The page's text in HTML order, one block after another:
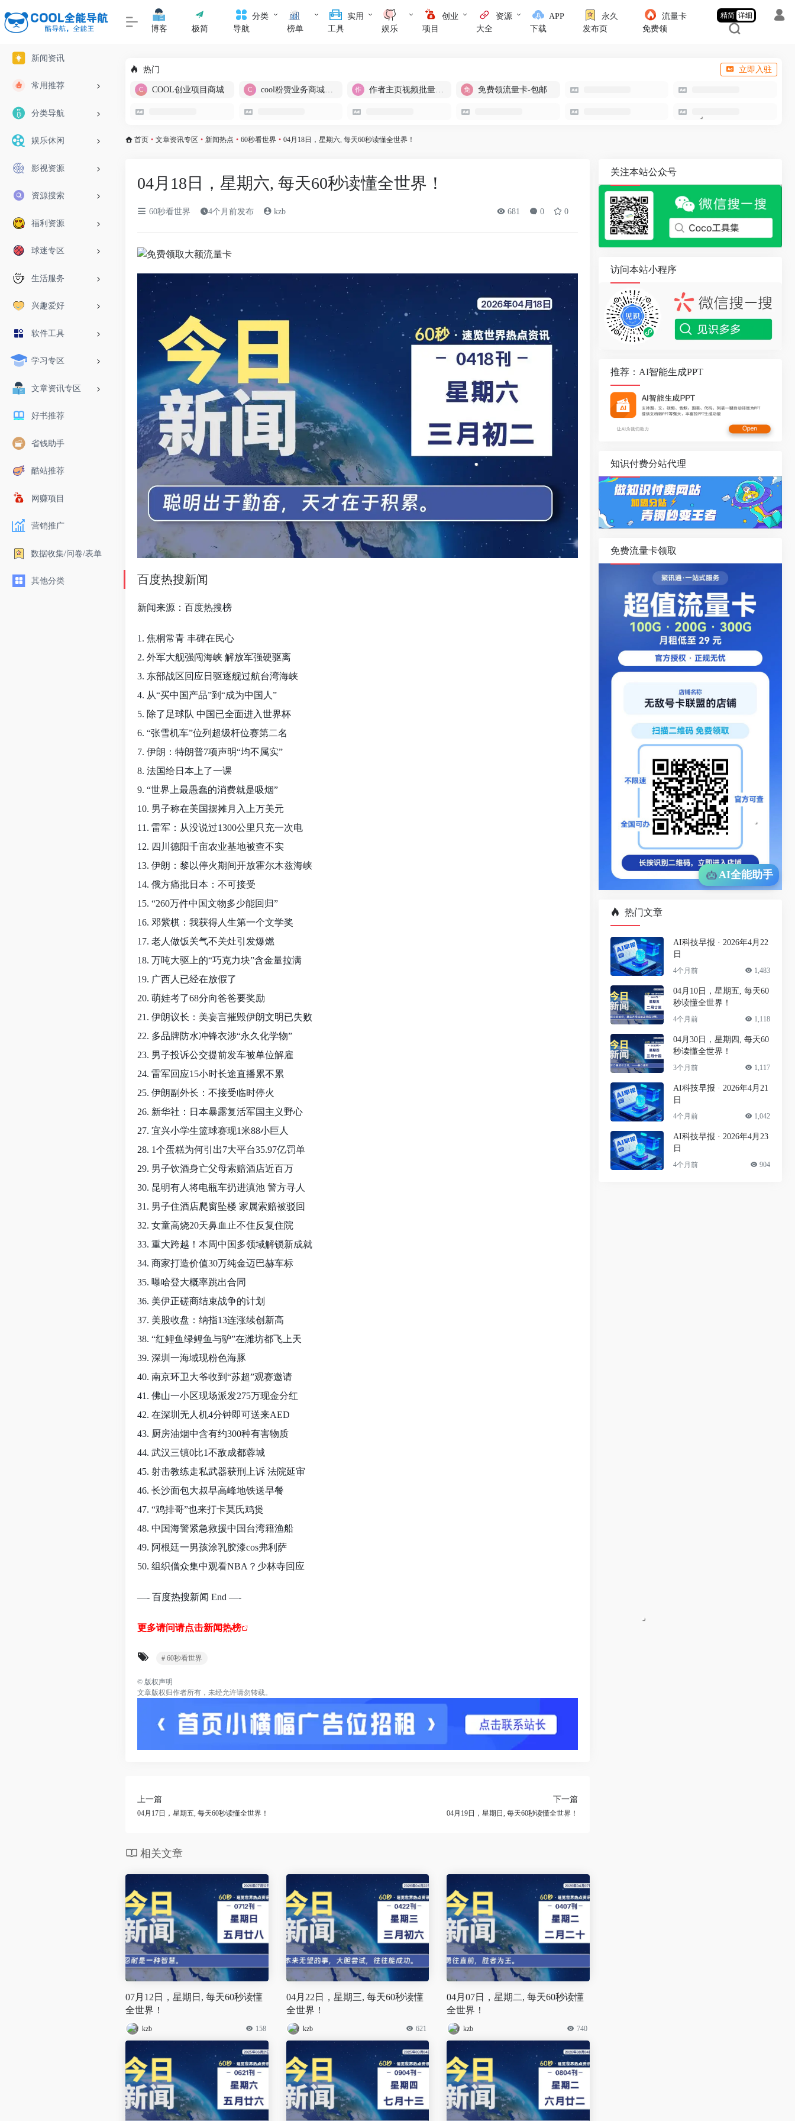
新闻资讯
常用推荐
分类导航
娱乐休闲
影视资源
资源搜索
福利资源
球迷专区
生活服务
兴趣爱好
软件工具
学习专区
文章资讯专区
好书推荐
省钱助手
酷站推荐
网赚项目
营销推广
数据收集/问卷/表单
其他分类
博客 极简
分类
导航
榜单
实用
工具
娱乐
创业
项目
资源
大全
APP
下载
永久
发布页
流量卡
免费领
精简 详细
热门 立即入驻
COOL创业项目商城 cool粉赞业务商城【爆粉引流】 作者主页视频批量提取 免费领流量卡-包邮
首页 • 文章资讯专区 • 新闻热点 • 60秒看世界 • 04月18日，星期六, 每天60秒读懂全世界！
04月18日，星期六, 每天60秒读懂全世界！
60秒看世界 4个月前发布 kzb 681 0 0
百度热搜新闻
新闻来源：百度热搜榜
1. 焦桐常青 丰碑在民心
2. 外军大舰强闯海峡 解放军强硬驱离
3. 东部战区回应日驱逐舰过航台湾海峡
4. 从“买中国产品”到“成为中国人”
5. 除了足球队 中国已全面进入世界杯
6. “张雪机车”位列超级杆位赛第二名
7. 伊朗：特朗普7项声明“均不属实”
8. 法国给日本上了一课
9. “世界上最愚蠢的消费就是吸烟”
10. 男子称在美国摆摊月入上万美元
11. 雷军：从没说过1300公里只充一次电
12. 四川德阳千亩农业基地被查不实
13. 伊朗：黎以停火期间开放霍尔木兹海峡
14. 俄方痛批日本：不可接受
15. “260万件中国文物多少能回归”
16. 邓紫棋：我获得人生第一个文学奖
17. 老人做饭关气不关灶引发爆燃
18. 万吨大驱上的“巧克力块”含金量拉满
19. 广西人已经在放假了
20. 萌娃考了68分向爸爸要奖励
21. 伊朗议长：美妄言摧毁伊朗文明已失败
22. 多品牌防水冲锋衣涉“永久化学物”
23. 男子投诉公交提前发车被单位解雇
24. 雷军回应15小时长途直播累不累
25. 伊朗副外长：不接受临时停火
26. 新华社：日本暴露复活军国主义野心
27. 宜兴小学生篮球赛现1米88小巨人
28. 1个蛋糕为何引出7大平台35.97亿罚单
29. 男子饮酒身亡父母索赔酒店近百万
30. 昆明有人将电瓶车扔进滇池 警方寻人
31. 男子住酒店爬窗坠楼 家属索赔被驳回
32. 女童高烧20天鼻血止不住反复住院
33. 重大跨越！本周中国多领域解锁新成就
34. 商家打造价值30万纯金迈巴赫车标
35. 曝哈登大概率跳出合同
36. 美伊正磋商结束战争的计划
37. 美股收盘：纳指13连涨续创新高
38. “红鲤鱼绿鲤鱼与驴”在潍坊都飞上天
39. 深圳一海域现粉色海豚
40. 南京环卫大爷收到“苏超”观赛邀请
41. 佛山一小区现场派发275万现金分红
42. 在深圳无人机4分钟即可送来AED
43. 厨房油烟中含有约300种有害物质
44. 武汉三镇0比1不敌成都蓉城
45. 射击教练走私武器获刑上诉 法院延审
46. 长沙面包大叔早高峰地铁送早餐
47. “鸡排哥”也来打卡莫氏鸡煲
48. 中国海警紧急救援中国台湾籍渔船
49. 阿根廷一男孩涂乳胶漆cos弗利萨
50. 组织僧众集中观看NBA？少林寺回应
—- 百度热搜新闻 End —-
更多请问请点击新闻热榜
# 60秒看世界
© 版权声明
文章版权归作者所有，未经允许请勿转载。
上一篇
04月17日，星期五, 每天60秒读懂全世界！
下一篇
04月19日，星期日, 每天60秒读懂全世界！
相关文章
07月12日，星期日, 每天60秒读懂
全世界！
kzb 158
04月22日，星期三, 每天60秒读懂
全世界！
kzb 621
04月07日，星期二, 每天60秒读懂
全世界！
kzb 740
关注本站公众号
访问本站小程序
推荐：AI智能生成PPT
知识付费分站代理
免费流量卡领取
热门文章
AI科技早报 · 2026年4月22
日
4个月前 1,483
04月10日，星期五, 每天60
秒读懂全世界！
4个月前 1,118
04月30日，星期四, 每天60
秒读懂全世界！
3个月前 1,117
AI科技早报 · 2026年4月21
日
4个月前 1,042
AI科技早报 · 2026年4月23
日
4个月前 904
AI全能助手